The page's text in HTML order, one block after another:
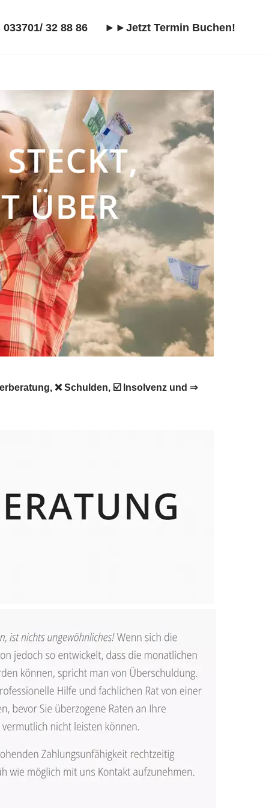
32 88 86 ►►Jetzt Termin Buchen!
❌ Schulden, ☑️ Insolvenz und ⇒